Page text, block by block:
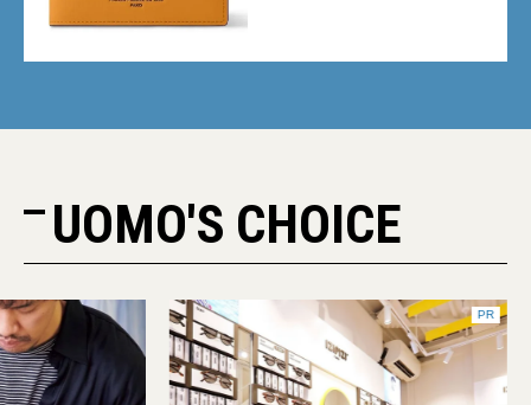
UOMO'S CHOICE